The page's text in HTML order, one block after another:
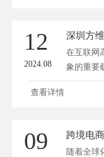
12
2024.08
在互联网
象的重要
的...
查看详情
09
随着全球